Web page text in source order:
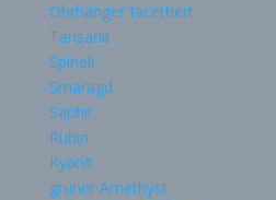
Ohrhänger facettiert
Tansanit
Spinell
Smaragd
Saphir
Rubin
Kyanit
grüner Amethyst